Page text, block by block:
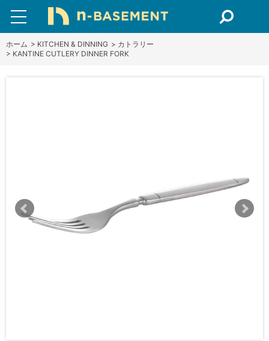
ホーム > KITCHEN & DINNING > カトラリー
> KANTINE CUTLERY DINNER FORK